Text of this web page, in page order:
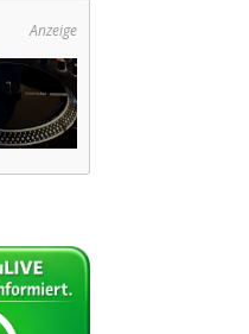
Anzeige